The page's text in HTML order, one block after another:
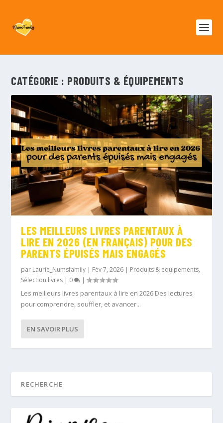
CATÉGORIE : PRODUITS & ÉQUIPEMENTS
LES MEILLEURS LIVRES PARENTAUX À
LIRE EN 2026 (EN FRANÇAIS) POUR DES
PARENTS ÉPUISÉS MAIS ENGAGÉS
par Laurie_Numsfamily | Fév 7, 2026 | Produits & équipements,
Sélection livres | 0 |
Les meilleurs livres parentaux à lire en 2026 Des lectures
pour comprendre, souffler, et avancer...
EN SAVOIR PLUS